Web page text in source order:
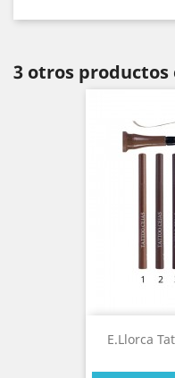
3 otros
E.Llorca